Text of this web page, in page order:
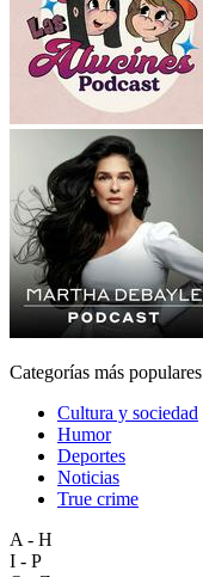
Categorías más populares
Cultura y sociedad
Humor
Deportes
Noticias
True crime
A - H
I - P